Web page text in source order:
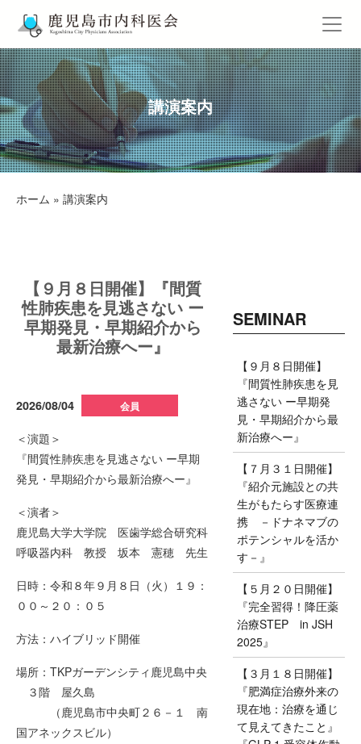
講演案内
ホーム » 講演案内
【９月８日開催】『間質
性肺疾患を見逃さない ー
早期発見・早期紹介から
最新治療へー』
2026/08/04 会員
＜演題＞
『間質性肺疾患を見逃さない ー早期
発見・早期紹介から最新治療へー』
＜演者＞
鹿児島大学大学院 医歯学総合研究科
呼吸器内科 教授 坂本 憲穂 先生
日時：令和８年９月８日（火）１９：
００～２０：０５
方法：ハイブリッド開催
場所：TKPガーデンシティ鹿児島中央
３階 屋久島
（鹿児島市中央町２６－１ 南
国アネックスビル）
SEMINAR
【９月８日開催】
『間質性肺疾患を見
逃さない ー早期発
見・早期紹介から最
新治療へー』
【７月３１日開催】
『紹介元施設との共
生がもたらす医療連
携 －ドナネマブの
ポテンシャルを活か
す－』
【５月２０日開催】
『完全習得！降圧薬
治療STEP in JSH
2025』
【３月１８日開催】
『肥満症治療外来の
現在地：治療を通じ
て見えてきたこと』